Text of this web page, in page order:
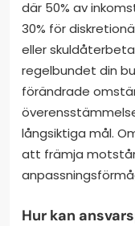
där 50% av
30% för
eller
regelbundet din
förändrade
långsiktiga mål.
att främja
Hur kan